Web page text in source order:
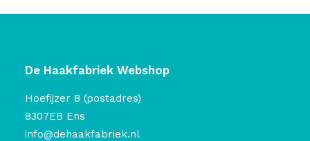
De Haakfabriek Webshop
Hoefijzer 8 (postadres)
8307EB Ens
info@dehaakfabriek.nl